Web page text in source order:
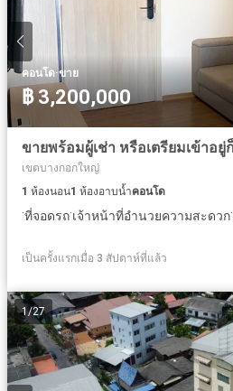
คอนโด·ขาย
฿ 3,200,000
เขตบางกอกใหญ่
1 ห้องนอน1 ห้องอาบน้ำคอนโด
·ที่จอดรถ·เจ้าหน้าที่อำนวยความสะดวก·
เป็นครั้งแรกเมื่อ 3 สัปดาห์ที่แล้ว
1/27